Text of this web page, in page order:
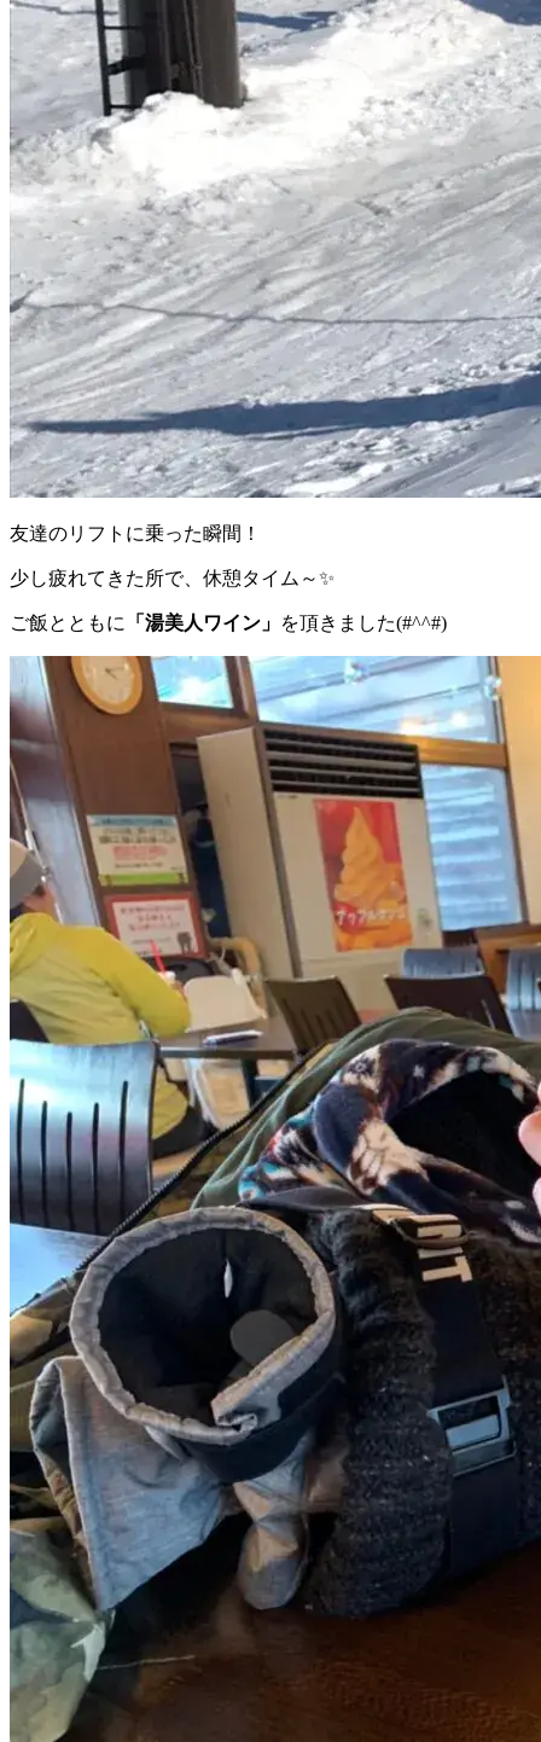
友達のリフトに乗った瞬間！
少し疲れてきた所で、休憩タイム～✨
ご飯とともに 「湯美人ワイン」 を頂きました(#^^#)